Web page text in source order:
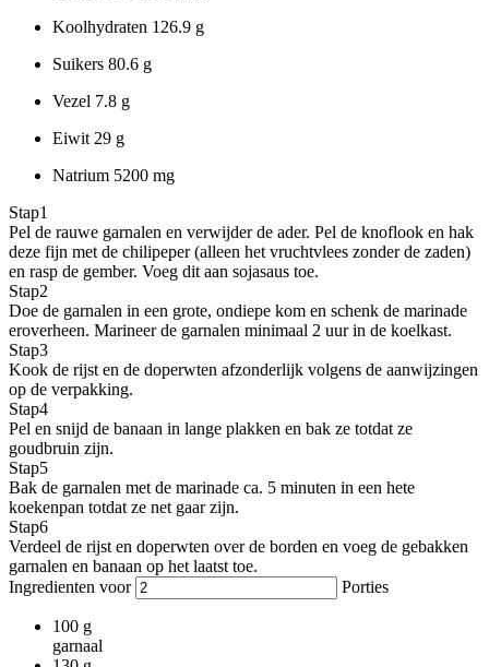
Koolhydraten 126.9 g
Suikers 80.6 g
Vezel 7.8 g
Eiwit 29 g
Natrium 5200 mg
Stap1
Pel de rauwe garnalen en verwijder de ader. Pel de knoflook en hak
deze fijn met de chilipeper (alleen het vruchtvlees zonder de zaden)
en rasp de gember. Voeg dit aan sojasaus toe.
Stap2
Doe de garnalen in een grote, ondiepe kom en schenk de marinade
eroverheen. Marineer de garnalen minimaal 2 uur in de koelkast.
Stap3
Kook de rijst en de doperwten afzonderlijk volgens de aanwijzingen
op de verpakking.
Stap4
Pel en snijd de banaan in lange plakken en bak ze totdat ze
goudbruin zijn.
Stap5
Bak de garnalen met de marinade ca. 5 minuten in een hete
koekenpan totdat ze net gaar zijn.
Stap6
Verdeel de rijst en doperwten over de borden en voeg de gebakken
garnalen en banaan op het laatst toe.
Ingredienten voor
Porties
100 g
garnaal